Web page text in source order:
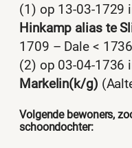
(1) op 13-03-1729
Hinkamp alias te
1709 – Dale <
(2) op 03-04-1736
Markelin(k/g)
Volgende bewoners,
schoondochter: